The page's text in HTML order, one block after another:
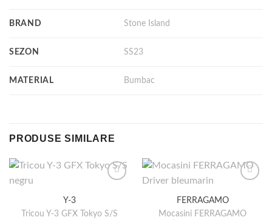
BRAND Stone Island
SEZON SS23
MATERIAL Bumbac
PRODUSE SIMILARE
Y-3
Tricou Y-3 GFX Tokyo S/S
FERRAGAMO
Mocasini FERRAGAMO